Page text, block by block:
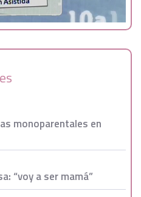
monoparentales en
“voy a ser mamá”